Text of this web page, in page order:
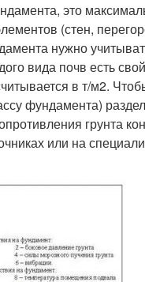
это
(стен,
нужно
вида почв есть
в т/м2.
фундамента)
грунта
или на